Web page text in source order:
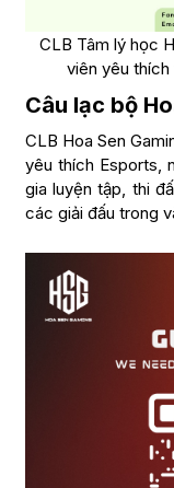
CLB Tâm lý học
viên yêu
Câu lạc bộ
CLB Hoa Sen
yêu thích Esports,
gia luyện tập, thi
các giải đấu trong